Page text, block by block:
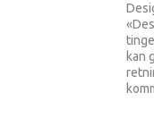
kan